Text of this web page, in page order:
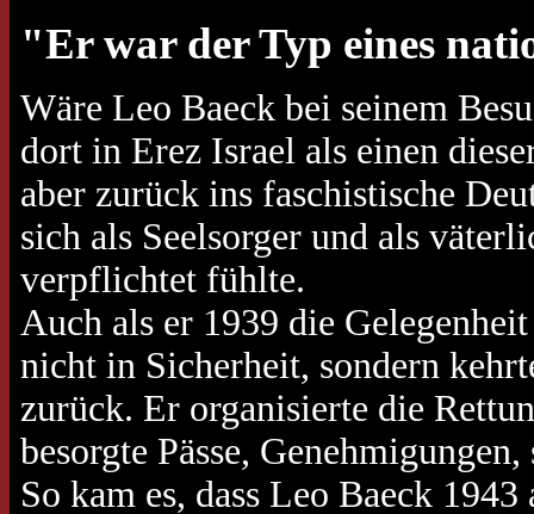
"Er war der Typ eines
Wäre Leo Baeck bei seinem
dort in Erez Israel als einen
aber zurück ins faschistische
sich als Seelsorger und als
verpflichtet fühlte.
Auch als er 1939 die
nicht in Sicherheit, sondern
zurück. Er organisierte die
besorgte Pässe,
So kam es, dass Leo Baeck